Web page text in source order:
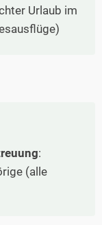
Urlaub im
:
(alle